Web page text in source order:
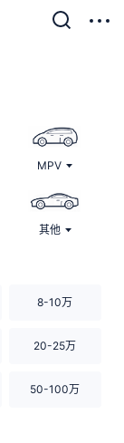
MPV
其他
8-10万
20-25万
50-100万